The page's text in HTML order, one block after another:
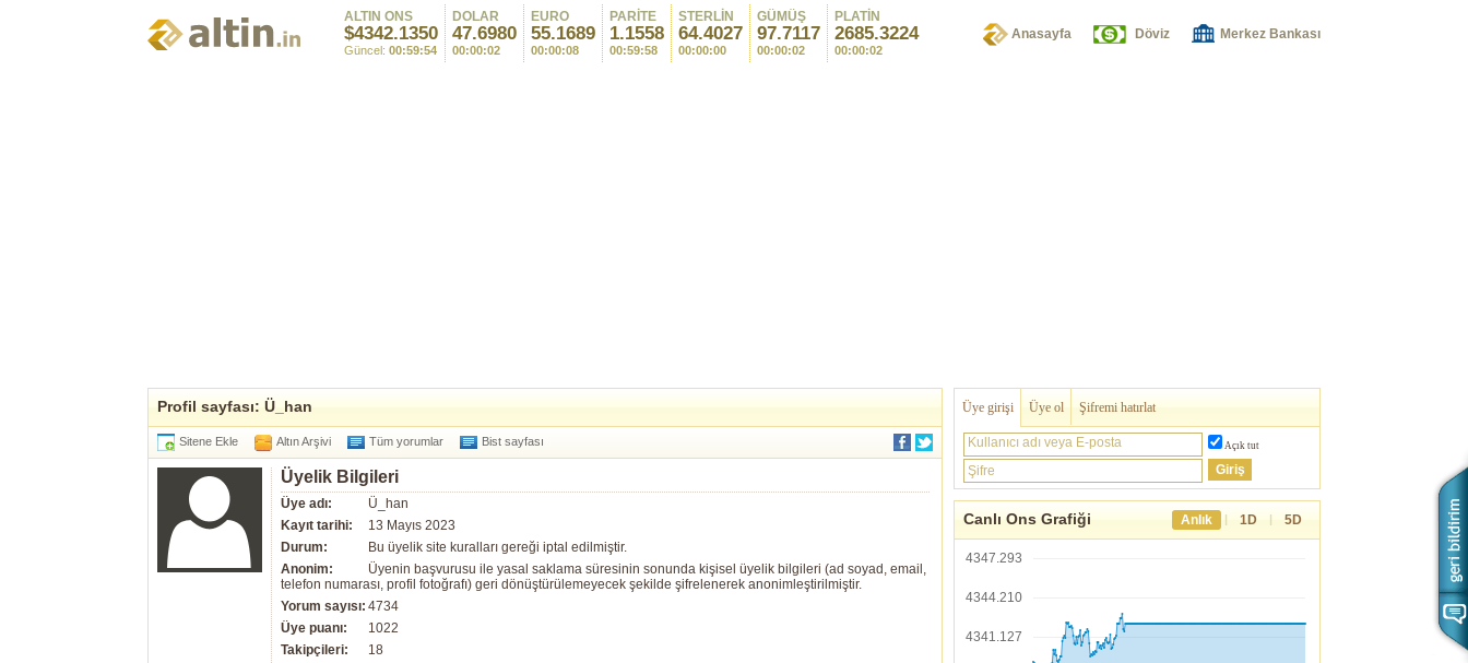
ALTIN ONS
$4342.1350
Güncel: 00:59:54
DOLAR
47.6980
00:00:02
EURO
55.1689
00:00:08
PARİTE
1.1558
00:59:58
STERLİN
64.4027
00:00:00
GÜMÜŞ
97.7117
00:00:02
PLATİN
2685.3224
00:00:02
Anasayfa Döviz Merkez Bankası
Profil sayfası: Ü_han
Sitene Ekle Altın Arşivi Tüm yorumlar Bist sayfası
Üyelik Bilgileri
Üye adı:
Ü_han
Kayıt tarihi:
13 Mayıs 2023
Durum:
Bu üyelik site kuralları gereği iptal edilmiştir.
Anonim:
Üyenin başvurusu ile yasal saklama süresinin sonunda kişisel üyelik bilgileri (ad soyad, email,
telefon numarası, profil fotoğrafı) geri dönüştürülemeyecek şekilde şifrelenerek anonimleştirilmiştir.
Yorum sayısı: 4734
Üye puanı:
1022
Takipçileri:
18
Üye girişi Üye ol Şifremi hatırlat
Kullanıcı adı veya E-posta Açık tut
Şifre
Canlı Ons Grafiği Anlık | 1D | 5D
4347.293
4344.210
4341.127